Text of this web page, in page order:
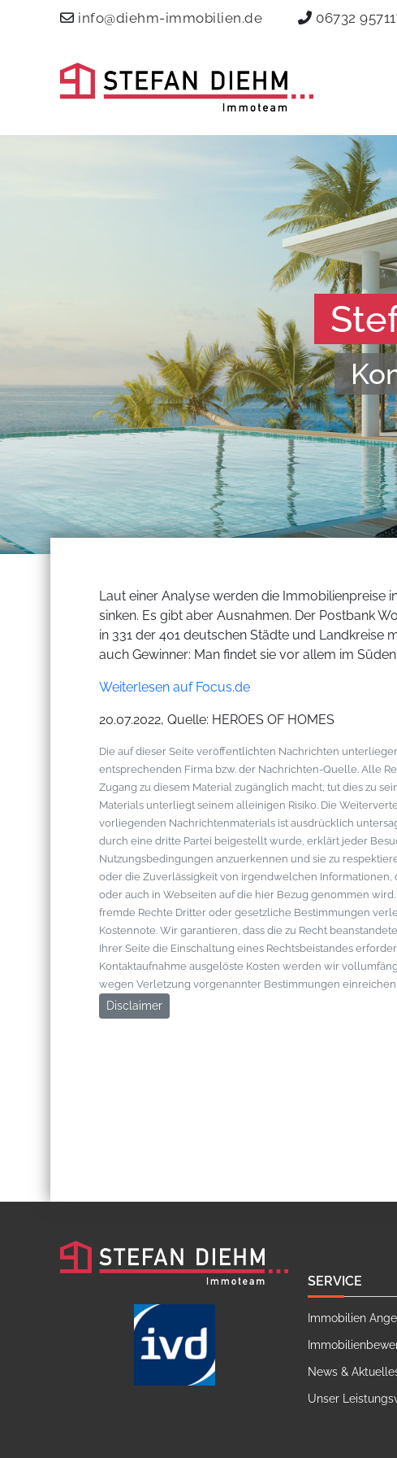
info@diehm-immobilien.de 06732
Laut einer Analyse werden die Immobilienpreise
sinken. Es gibt aber Ausnahmen. Der Postbank
in 331 der 401 deutschen Städte und Landkreise
auch Gewinner: Man findet sie vor allem im Süden.
Weiterlesen auf Focus.de
20.07.2022, Quelle: HEROES OF HOMES
Die auf dieser Seite veröffentlichten Nachrichten
entsprechenden Firma bzw. der Nachrichten-Quelle. Alle
Zugang zu diesem Material zugänglich macht, tut dies zu
Materials unterliegt seinem alleinigen Risiko. Die
vorliegenden Nachrichtenmaterials ist ausdrücklich
durch eine dritte Partei beigestellt wurde, erklärt jeder
Nutzungsbedingungen anzuerkennen und sie zu
oder die Zuverlässigkeit von irgendwelchen
oder auch in Webseiten auf die hier Bezug genommen
fremde Rechte Dritter oder gesetzliche Bestimmungen
Kostennote. Wir garantieren, dass die zu Recht
Ihrer Seite die Einschaltung eines Rechtsbeistandes
Kontaktaufnahme ausgelöste Kosten werden wir
wegen Verletzung vorgenannter Bestimmungen einreichen.
Disclaimer
SERVICE
Immobilien
News &
Unser